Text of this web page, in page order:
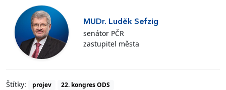
MUDr. Luděk Sefzig
senátor PČR
zastupitel města
Štítky: projev 22. kongres ODS